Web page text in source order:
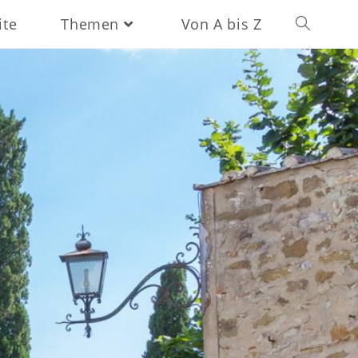
Themen Von A bis Z